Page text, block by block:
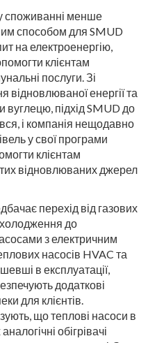
споживанні менше
способом для SMUD
на електроенергію,
клієнтам
послуги. Зі
відновлюваної енергії та
вуглецю, підхід SMUD до
і компанія нещодавно
у свої програми
клієнтам
відновлюваних джерел
перехід від газових
до
з електричним
насосів HVAC та
в експлуатації,
додаткові
для клієнтів.
що теплові насоси в
обігрівачі